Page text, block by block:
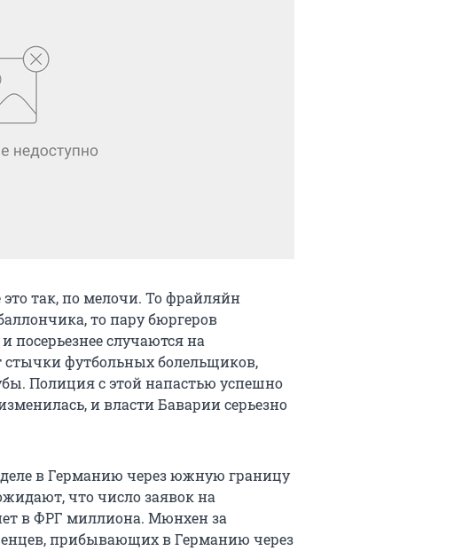
так, по мелочи. То фрайляйн
то пару бюргеров
посерьезнее случаются на
футбольных болельщиков,
Полиция с этой напастью успешно
и власти Баварии серьезно
в Германию через южную границу
что число заявок на
в ФРГ миллиона. Мюнхен за
прибывающих в Германию через